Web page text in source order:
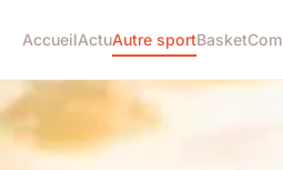
AccueilActuAutre sportBasket